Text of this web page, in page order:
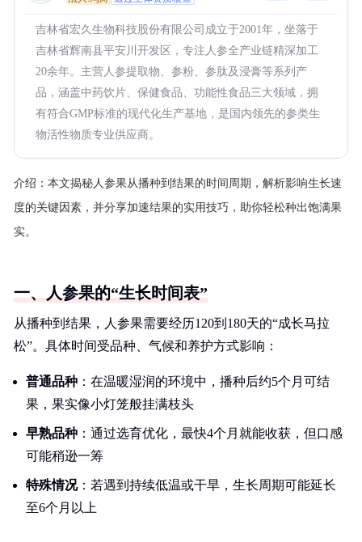
吉林省宏久生物科技股份有限公司成立于2001年，坐落于
吉林省辉南县平安川开发区，专注人参全产业链精深加工
20余年。主营人参提取物、参粉、参肽及浸膏等系列产
品，涵盖中药饮片、保健食品、功能性食品三大领域，拥
有符合GMP标准的现代化生产基地，是国内领先的参类生
物活性物质专业供应商。
介绍： 本文揭秘人参果从播种到结果的时间周期，解析影响生长速
度的关键因素，并分享加速结果的实用技巧，助你轻松种出饱满果
实。
一、人参果的“生长时间表”
从播种到结果，人参果需要经历120到180天的“成长马拉
松”。具体时间受品种、气候和养护方式影响：
普通品种 ：在温暖湿润的环境中，播种后约5个月可结
果，果实像小灯笼般挂满枝头
早熟品种 ：通过选育优化，最快4个月就能收获，但口感
可能稍逊一筹
特殊情况：若遇到持续低温或干旱，生长周期可能延长
至6个月以上